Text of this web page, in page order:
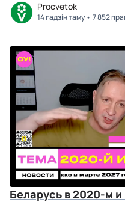
Procvetok
14 гадзін таму 7 852
Беларусь в 2020-м и